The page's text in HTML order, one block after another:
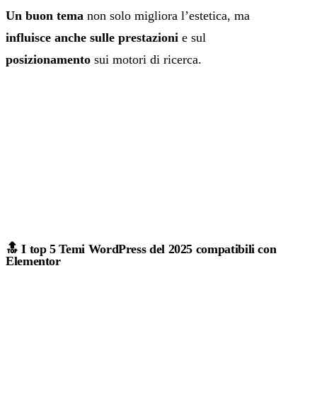
Un buon tema non solo migliora l’estetica, ma
influisce anche sulle prestazioni e sul
posizionamento sui motori di ricerca.
🔝 I top 5 Temi WordPress del 2025 compatibili con
Elementor